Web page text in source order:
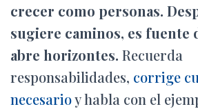
crecer como personas.
sugiere caminos, es fuente
abre horizontes. Recuerda
responsabilidades, corrige
necesarioy habla con el